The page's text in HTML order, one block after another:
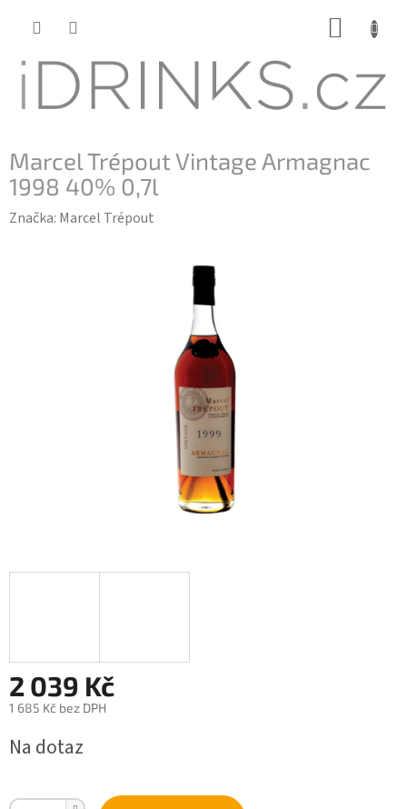
Marcel Trépout Vintage Armagnac
1998 40% 0,7l
Značka: Marcel Trépout
2 039 Kč
1 685 Kč bez DPH
cena:
Na dotaz